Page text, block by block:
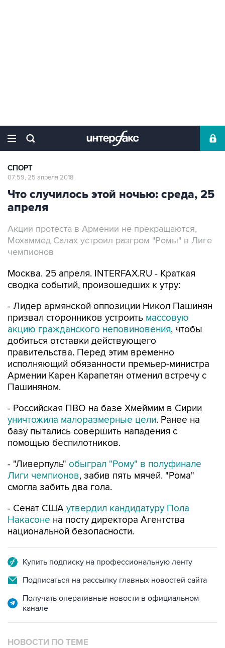
СПОРТ
07:59, 25 апреля 2018
Что случилось этой ночью: среда, 25
апреля
Акции протеста в Армении не прекращаются,
Мохаммед Салах устроил разгром "Ромы" в Лиге
чемпионов
Москва. 25 апреля. INTERFAX.RU - Краткая
сводка событий, произошедших к утру:
- Лидер армянской оппозиции Никол Пашинян
призвал сторонников устроить массовую
акцию гражданского неповиновения, чтобы
добиться отставки действующего
правительства. Перед этим временно
исполняющий обязанности премьер-министра
Армении Карен Карапетян отменил встречу с
Пашиняном.
- Российская ПВО на базе Хмеймим в Сирии
уничтожила малоразмерные цели. Ранее на
базу пытались совершить нападения с
помощью беспилотников.
- "Ливерпуль" обыграл "Рому" в полуфинале
Лиги чемпионов, забив пять мячей. "Рома"
смогла забить два гола.
- Сенат США утвердил кандидатуру Пола
Накасоне на посту директора Агентства
национальной безопасности.
Купить подписку на профессиональную ленту
Подписаться на рассылку главных новостей сайта
Получать оперативные новости в официальном
канале
НОВОСТИ ПО ТЕМЕ